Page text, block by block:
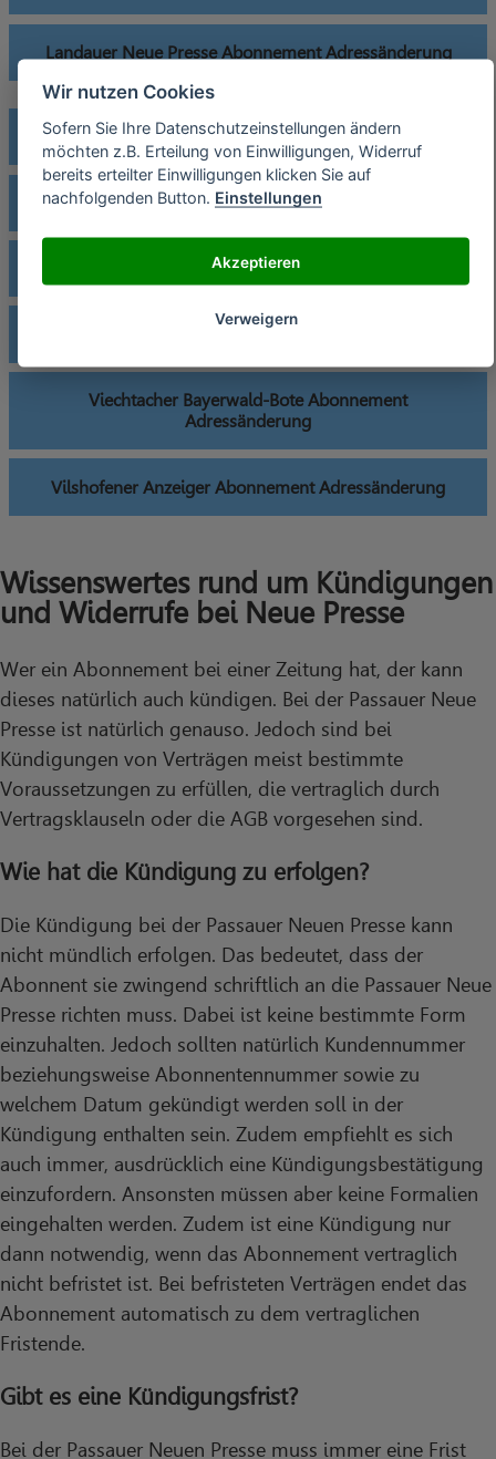
Landauer Neue Presse Abonnement Adressänderung
Osterhofener Zeitung Abonnement Adressänderung
Passauer Neue Presse Abonnement Adressänderung
Plattlinger Zeitung Abonnement Adressänderung
Rottaler Anzeiger Abonnement Adressänderung
Viechtacher Bayerwald-Bote Abonnement
Adressänderung
Vilshofener Anzeiger Abonnement Adressänderung
Wissenswertes rund um Kündigungen
und Widerrufe bei Neue Presse
Wer ein Abonnement bei einer Zeitung hat, der kann
dieses natürlich auch kündigen. Bei der Passauer Neue
Presse ist natürlich genauso. Jedoch sind bei
Kündigungen von Verträgen meist bestimmte
Voraussetzungen zu erfüllen, die vertraglich durch
Vertragsklauseln oder die AGB vorgesehen sind.
Wie hat die Kündigung zu erfolgen?
Die Kündigung bei der Passauer Neuen Presse kann
nicht mündlich erfolgen. Das bedeutet, dass der
Abonnent sie zwingend schriftlich an die Passauer Neue
Presse richten muss. Dabei ist keine bestimmte Form
einzuhalten. Jedoch sollten natürlich Kundennummer
beziehungsweise Abonnentennummer sowie zu
welchem Datum gekündigt werden soll in der
Kündigung enthalten sein. Zudem empfiehlt es sich
auch immer, ausdrücklich eine Kündigungsbestätigung
einzufordern. Ansonsten müssen aber keine Formalien
eingehalten werden. Zudem ist eine Kündigung nur
dann notwendig, wenn das Abonnement vertraglich
nicht befristet ist. Bei befristeten Verträgen endet das
Abonnement automatisch zu dem vertraglichen
Fristende.
Gibt es eine Kündigungsfrist?
Bei der Passauer Neuen Presse muss immer eine Frist
Wir nutzen Cookies
Sofern Sie Ihre Datenschutzeinstellungen ändern
möchten z.B. Erteilung von Einwilligungen, Widerruf
bereits erteilter Einwilligungen klicken Sie auf
nachfolgenden Button. Einstellungen
Akzeptieren
Verweigern